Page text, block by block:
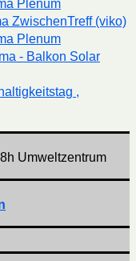
Plenum
ZwischenTreff (viko)
Plenum
- Balkon Solar
,
Umweltzentrum